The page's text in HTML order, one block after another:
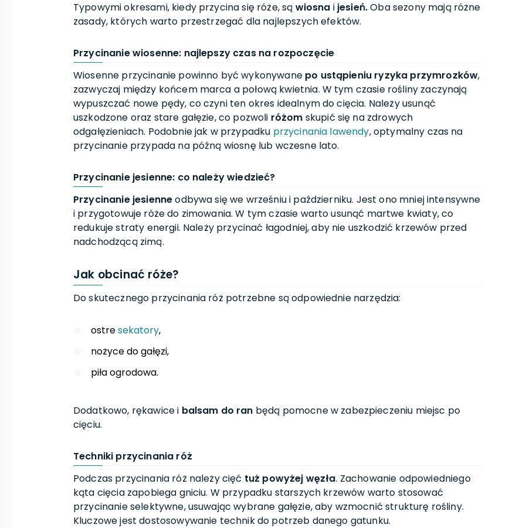
Typowymi okresami, kiedy przycina się róże, są wiosna i jesień.Oba sezony mają różne
zasady, których warto przestrzegać dla najlepszych efektów.
Przycinanie wiosenne: najlepszy czas na rozpoczęcie
Wiosenne przycinanie powinno być wykonywane po ustąpieniu ryzyka przymrozków,
zazwyczaj między końcem marca a połową kwietnia. W tym czasie rośliny zaczynają
wypuszczać nowe pędy, co czyni ten okres idealnym do cięcia. Należy usunąć
uszkodzone oraz stare gałęzie, co pozwoli różom skupić się na zdrowych
odgałęzieniach. Podobnie jak w przypadku przycinania lawendy, optymalny czas na
przycinanie przypada na późną wiosnę lub wczesne lato.
Przycinanie jesienne: co należy wiedzieć?
Przycinanie jesienneodbywa się we wrześniu i październiku. Jest ono mniej intensywne
i przygotowuje róże do zimowania. W tym czasie warto usunąć martwe kwiaty, co
redukuje straty energii. Należy przycinać łagodniej, aby nie uszkodzić krzewów przed
nadchodzącą zimą.
Jak obcinać róże?
Do skutecznego przycinania róż potrzebne są odpowiednie narzędzia:
ostresekatory,
nożyce do gałęzi,
piła ogrodowa.
Dodatkowo, rękawice i balsam do ran będą pomocne w zabezpieczeniu miejsc po
cięciu.
Techniki przycinania róż
Podczas przycinania róż należy cięć tuż powyżej węzła. Zachowanie odpowiedniego
kąta cięcia zapobiega gniciu. W przypadku starszych krzewów warto stosować
przycinanie selektywne, usuwając wybrane gałęzie, aby wzmocnić strukturę rośliny.
Kluczowe jest dostosowywanie technik do potrzeb danego gatunku.